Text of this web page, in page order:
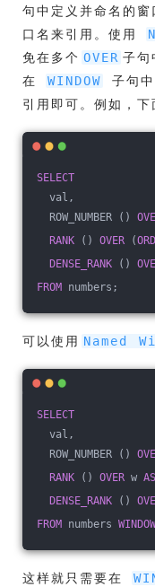
句中定义并命名的
口名来引用。使用
免在多个 OVER 子句
在
WINDOW 子句
引用即可。例如，下
SELECT
val,
ROW_NUMBER ()
RANK () OVER (
DENSE_RANK ()
FROM numbers;
可以使用 Named
SELECT
val,
ROW_NUMBER ()
RANK () OVER w AS
DENSE_RANK ()
FROM numbers WINDOW
这样就只需要在